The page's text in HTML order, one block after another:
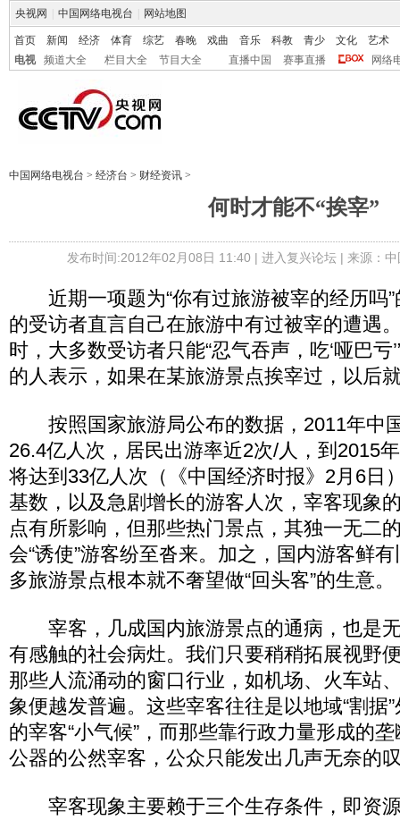
央视网 中国网络电视台 网站地图
首页 新闻 经济 体育 综艺 春晚 戏曲 音乐 科教 青少 文化
艺术
电视
频道大全 栏目大全 节目大全 直播中国 赛事直播 网络
中国网络电视台 > 经济台 > 财经资讯 >
何时才能不“挨宰”
发布时间:2012年02月08日 11:40 | 进入复兴论坛| 来源：
近期一项题为“你有过旅游被宰的经历吗”
的受访者直言自己在旅游中有过被宰的遭遇
时，大多数受访者只能“忍气吞声，吃‘哑巴亏
的人表示，如果在某旅游景点挨宰过，以后
按照国家旅游局公布的数据，2011年中
26.4亿人次，居民出游率近2次/人，到2015
将达到33亿人次（《中国经济时报》2月6日
基数，以及急剧增长的游客人次，宰客现象
点有所影响，但那些热门景点，其独一无二
会“诱使”游客纷至沓来。加之，国内游客鲜
多旅游景点根本就不奢望做“回头客”的生意。
宰客，几成国内旅游景点的通病，也是
有感触的社会病灶。我们只要稍稍拓展视野
那些人流涌动的窗口行业，如机场、火车站
象便越发普遍。这些宰客往往是以地域“割据”
的宰客“小气候”，而那些靠行政力量形成的
公器的公然宰客，公众只能发出几声无奈的
宰客现象主要赖于三个生存条件，即资